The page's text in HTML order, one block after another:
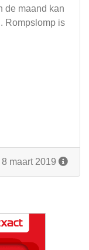
de maand kan
Rompslomp is
maart 2019